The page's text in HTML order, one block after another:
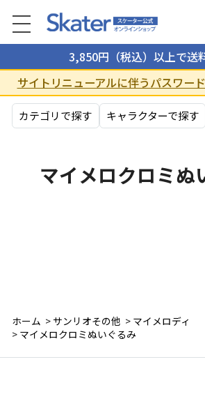
3,850円（税込）以上で送
サイトリニューアルに伴うパスワー
カテゴリで探す キャラクターで探す
マイメロクロミぬ
ホーム > サンリオその他 > マイメロディ
> マイメロクロミぬいぐるみ